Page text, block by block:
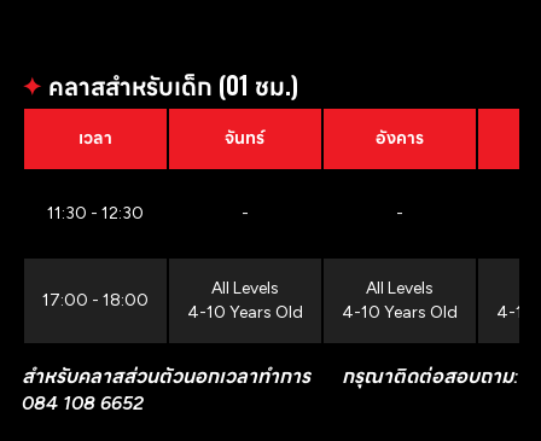
✦ คลาสสำหรับเด็ก (01 ชม.)
เวลา จันทร์ อังคาร
11:30 - 12:30 - -
17:00 - 18:00
All Levels
4-10 Years Old
All Levels
4-10 Years Old
4-10
สำหรับคลาสส่วนตัวนอกเวลาทำการ กรุณาติดต่อสอบถาม:
084 108 6652